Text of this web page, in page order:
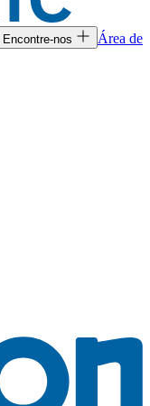
Encontre-nos
Área de